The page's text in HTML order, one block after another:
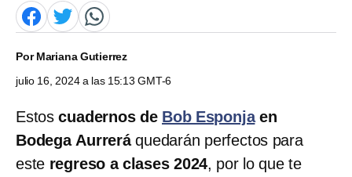
PorMariana Gutierrez
julio 16, 2024 a las 15:13 GMT-6
Estoscuadernos de Bob Esponjaen
Bodega Aurreráquedarán perfectos para
este regreso a clases 2024, por lo que te